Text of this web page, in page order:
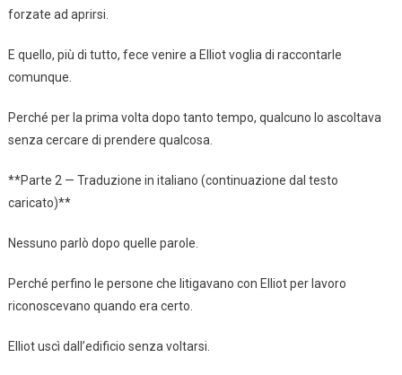
forzate ad aprirsi.
E quello, più di tutto, fece venire a Elliot voglia di raccontarle
comunque.
Perché per la prima volta dopo tanto tempo, qualcuno lo ascoltava
senza cercare di prendere qualcosa.
**Parte 2 — Traduzione in italiano (continuazione dal testo
caricato)**
Nessuno parlò dopo quelle parole.
Perché perfino le persone che litigavano con Elliot per lavoro
riconoscevano quando era certo.
Elliot uscì dall’edificio senza voltarsi.